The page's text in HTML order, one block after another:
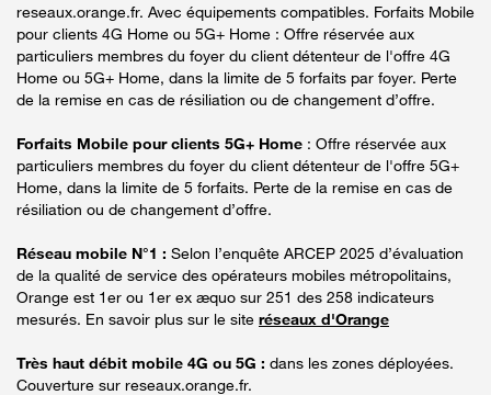
reseaux.orange.fr. Avec équipements compatibles. Forfaits Mobile
pour clients 4G Home ou 5G+ Home : Offre réservée aux
particuliers membres du foyer du client détenteur de l'offre 4G
Home ou 5G+ Home, dans la limite de 5 forfaits par foyer. Perte
de la remise en cas de résiliation ou de changement d’offre.
Forfaits Mobile pour clients 5G+ Home : Offre réservée aux
particuliers membres du foyer du client détenteur de l'offre 5G+
Home, dans la limite de 5 forfaits. Perte de la remise en cas de
résiliation ou de changement d’offre.
Réseau mobile N°1 : Selon l’enquête ARCEP 2025 d’évaluation
de la qualité de service des opérateurs mobiles métropolitains,
Orange est 1er ou 1er ex æquo sur 251 des 258 indicateurs
mesurés. En savoir plus sur le site réseaux d'Orange
Très haut débit mobile 4G ou 5G : dans les zones déployées.
Couverture sur reseaux.orange.fr.